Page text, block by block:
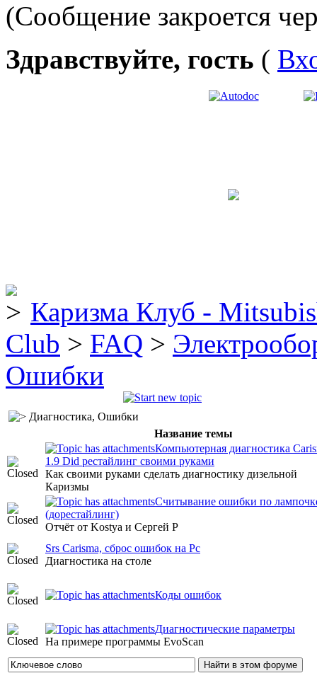
(Сообщение закроется
Здравствуйте, гость (
Каризма Клуб -
Club > FAQ >
Ошибки
Диагностика, Ошибки
Название темы
Компьютерная диагностика
1.9 Did рестайлинг своими руками
Как своими руками сделать диагностику дизельной
Каризмы
Считывание ошибки по
(дорестайлинг)
Отчёт от Kostya и Сергей Р
Srs Carisma, сброс ошибок на Pc
Диагностика на столе
Коды ошибок
Диагностические параметры
На примере программы EvoScan